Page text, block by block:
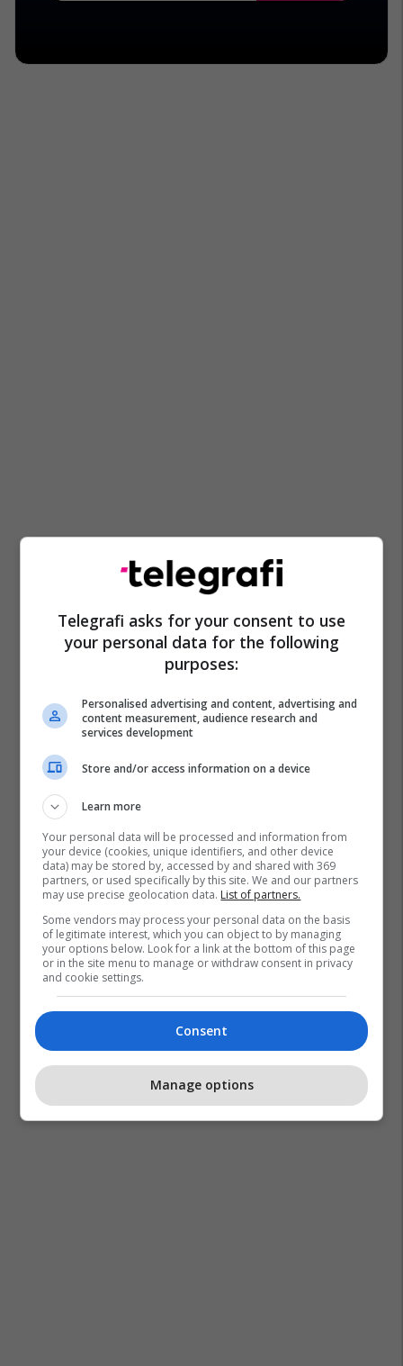
Telegrafi asks for your consent to use
your personal data for the following
purposes:
Personalised advertising and content, advertising and
content measurement, audience research and
services development
Store and/or access information on a device
Learn more
Your personal data will be processed and information from
your device (cookies, unique identifiers, and other device
data) may be stored by, accessed by and shared with 369
partners, or used specifically by this site. We and our partners
may use precise geolocation data. List of partners.
Some vendors may process your personal data on the basis
of legitimate interest, which you can object to by managing
your options below. Look for a link at the bottom of this page
or in the site menu to manage or withdraw consent in privacy
and cookie settings.
Consent
Manage options